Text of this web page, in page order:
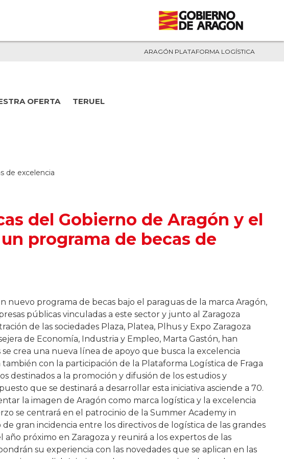
ARAGÓN PLATAFORMA LOGÍSTICA
OFERTA TERUEL
de excelencia
del Gobierno de Aragón y el
programa de becas de
nuevo programa de becas bajo el paraguas de la marca Aragón,
públicas vinculadas a este sector y junto al Zaragoza
de las sociedades Plaza, Platea, Plhus y Expo Zaragoza
de Economía, Industria y Empleo, Marta Gastón, han
crea una nueva línea de apoyo que busca la excelencia
con la participación de la Plataforma Logística de Fraga
destinados a la promoción y difusión de los estudios y
que se destinará a desarrollar esta iniciativa asciende a 70.
la imagen de Aragón como marca logística y la excelencia
se centrará en el patrocinio de la Summer Academy in
gran incidencia entre los directivos de logística de las grandes
año próximo en Zaragoza y reunirá a los expertos de las
su experiencia con las novedades que se aplican en las